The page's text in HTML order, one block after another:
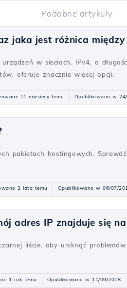
Podobne artykuły
jaka jest różnica między
w sieciach. IPv4, o
oferuje znacznie więcej opcji.
11 miesięcy temu Opublikowano w
pakietach hostingowych.
2 lata temu Opublikowano w 06/07/
adres IP znajduje się
liście, aby uniknąć
1 rok temu Opublikowano w 11/09/2018